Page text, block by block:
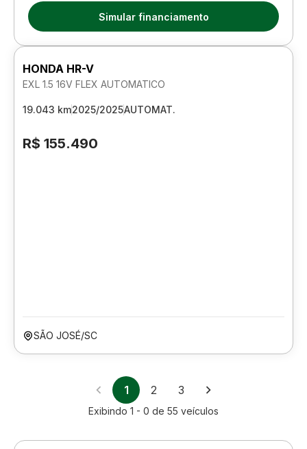
Simular financiamento
HONDA HR-V
EXL 1.5 16V FLEX AUTOMATICO
19.043 km2025/2025AUTOMAT.
R$ 155.490
SÃO JOSÉ/SC
1 2 3
Exibindo 1 - 0 de 55 veículos